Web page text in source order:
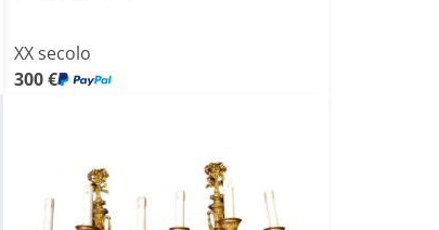
XX secolo
300 €